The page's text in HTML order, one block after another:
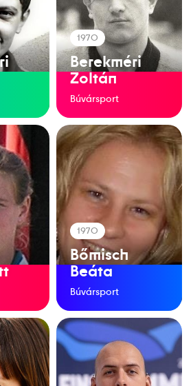
1970
Berekméri
Zoltán
Búvársport
1970
Bőmisch
Beáta
Búvársport